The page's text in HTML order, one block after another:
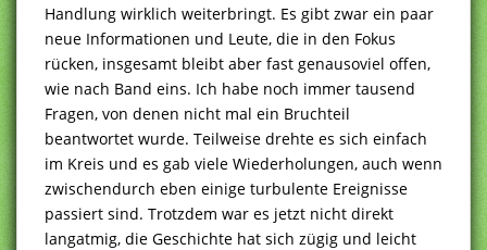
Handlung wirklich weiterbringt. Es gibt zwar ein paar
neue Informationen und Leute, die in den Fokus
rücken, insgesamt bleibt aber fast genausoviel offen,
wie nach Band eins. Ich habe noch immer tausend
Fragen, von denen nicht mal ein Bruchteil
beantwortet wurde. Teilweise drehte es sich einfach
im Kreis und es gab viele Wiederholungen, auch wenn
zwischendurch eben einige turbulente Ereignisse
passiert sind. Trotzdem war es jetzt nicht direkt
langatmig, die Geschichte hat sich zügig und leicht